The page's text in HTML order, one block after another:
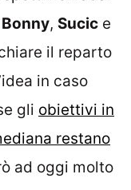
Bonny, Sucic e
il reparto
in caso
gli obiettivi in
restano
ad oggi molto